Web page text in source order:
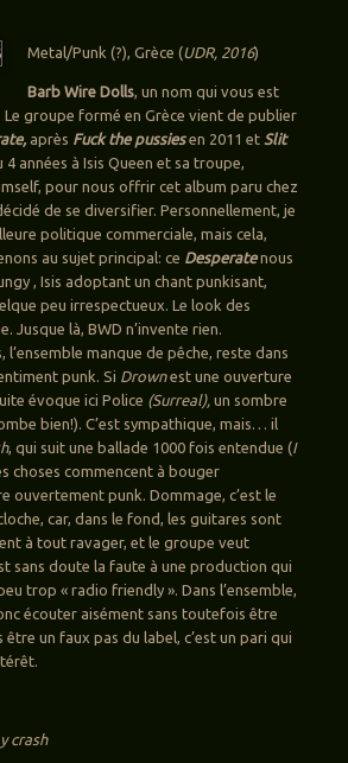
Metal/Punk (?), Grèce (UDR, 2016)
Barb Wire Dolls, un nom qui vous est
Le groupe formé en Grèce vient de publier
après Fuck the pussiesen 2011 et Slit
années à Isis Queen et sa troupe,
pour nous offrir cet album paru chez
de se diversifier. Personnellement, je
politique commerciale, mais cela,
au sujet principal: ce Desperatenous
, Isis adoptant un chant punkisant,
peu irrespectueux. Le look des
Jusque là, BWD n’invente rien.
manque de pêche, reste dans
punk. Si Drownest une ouverture
évoque ici Police (Surreal), un sombre
bien!). C’est sympathique, mais… il
, qui suit une ballade 1000 fois entendue (I
choses commencent à bouger
ouvertement punk. Dommage, c’est le
car, dans le fond, les guitares sont
à tout ravager, et le groupe veut
sans doute la faute à une production qui
trop « radio friendly ». Dans l’ensemble,
écouter aisément sans toutefois être
un faux pas du label, c’est un pari qui
crash